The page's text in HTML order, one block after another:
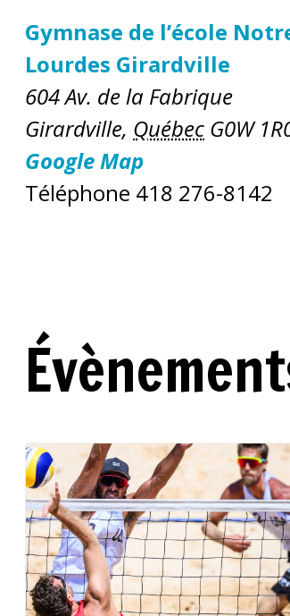
Gymnase de l’école
Lourdes Girardville
604 Av. de la Fabrique
Girardville, Québec G0W
Google Map
Téléphone 418 276-8142